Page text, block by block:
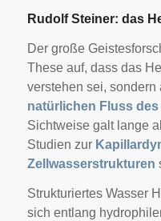
Rudolf Steiner: das
Der große
These auf, dass das
verstehen sei, sondern
natürlichen Fluss
Sichtweise galt lange
Studien zur
Zellwasserstrukturen
Strukturiertes Wasser
sich entlang